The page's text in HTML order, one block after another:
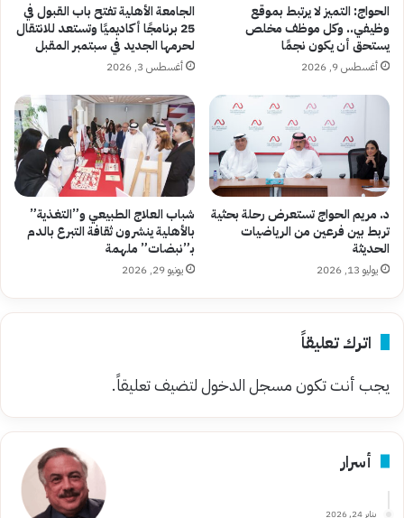
الحواج: التميز لا يرتبط بموقع
وظيفي.. وكل موظف مخلص
يستحق أن يكون نجمًا
أغسطس 9, 2026
الجامعة الأهلية تفتح باب القبول في
25 برنامجًا أكاديميًا وتستعد للانتقال
لحرمها الجديد في سبتمبر المقبل
أغسطس 3, 2026
د. مريم الحواج تستعرض رحلة بحثية
تربط بين فرعين من الرياضيات
الحديثة
يوليو 13, 2026
شباب العلاج الطبيعي و”التغذية”
بالأهلية ينشرون ثقافة التبرع بالدم
بـ”نبضات” ملهمة
يونيو 29, 2026
اترك تعليقاً
يجب أنت تكونمسجل الدخوللتضيف تعليقاً.
أسرار
يناير 24, 2026